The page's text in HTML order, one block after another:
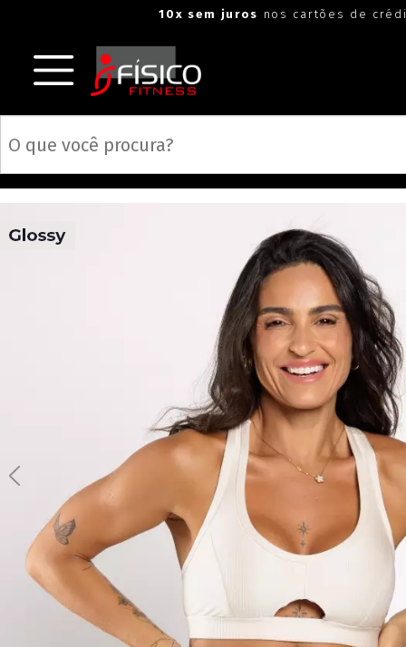
10x sem juros nos cartões de